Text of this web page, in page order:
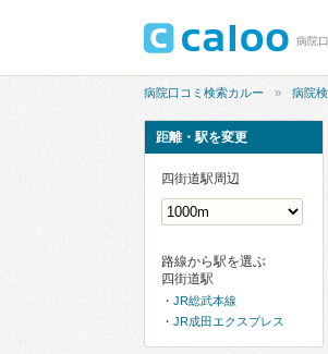
病院
病院口コミ検索カルー 病院
距離・駅を変更
四街道駅周辺
路線から駅を選ぶ
四街道駅
JR総武本線
JR成田エクスプレス